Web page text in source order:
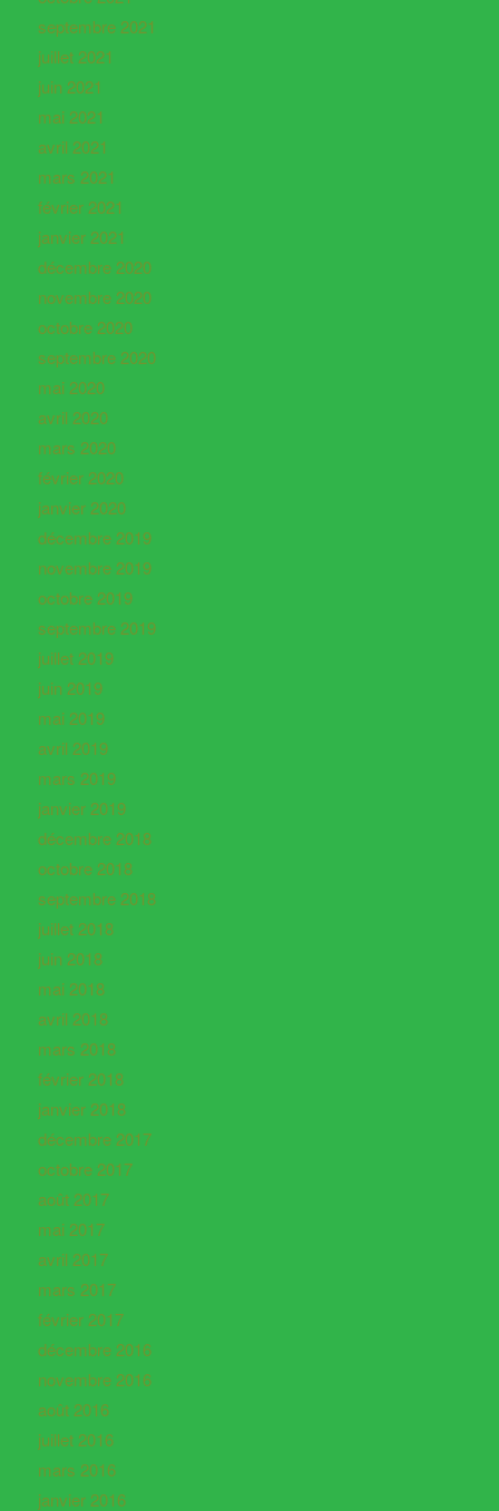
septembre 2021
juillet 2021
juin 2021
mai 2021
avril 2021
mars 2021
février 2021
janvier 2021
décembre 2020
novembre 2020
octobre 2020
septembre 2020
mai 2020
avril 2020
mars 2020
février 2020
janvier 2020
décembre 2019
novembre 2019
octobre 2019
septembre 2019
juillet 2019
juin 2019
mai 2019
avril 2019
mars 2019
janvier 2019
décembre 2018
octobre 2018
septembre 2018
juillet 2018
juin 2018
mai 2018
avril 2018
mars 2018
février 2018
janvier 2018
décembre 2017
octobre 2017
août 2017
mai 2017
avril 2017
mars 2017
février 2017
décembre 2016
novembre 2016
août 2016
juillet 2016
mars 2016
janvier 2016